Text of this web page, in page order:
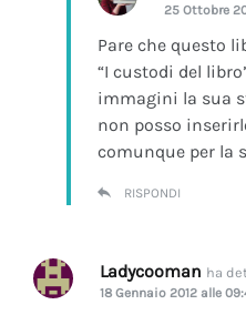
25 Ottobre
Pare che questo
“I custodi del
immagini la sua
non posso
comunque per la
RISPONDI
Ladycooman ha
18 Gennaio 2012 alle